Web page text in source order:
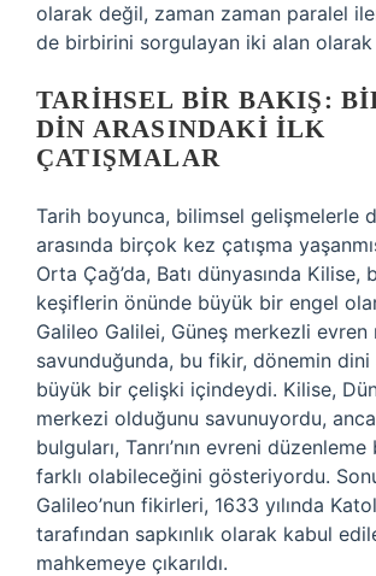
olarak değil, zaman zaman paralel
de birbirini sorgulayan iki alan
TARIHSEL BIR BAKIŞ:
DIN ARASINDAKI İLK
ÇATIŞMALAR
Tarih boyunca, bilimsel gelişmelerle
arasında birçok kez çatışma
Orta Çağ’da, Batı dünyasında Kilise,
keşiflerin önünde büyük bir engel
Galileo Galilei, Güneş merkezli evren
savunduğunda, bu fikir, dönemin dini
büyük bir çelişki içindeydi. Kilise,
merkezi olduğunu savunuyordu,
bulguları, Tanrı’nın evreni
farklı olabileceğini gösteriyordu.
Galileo’nun fikirleri, 1633 yılında
tarafından sapkınlık olarak kabul
mahkemeye çıkarıldı.